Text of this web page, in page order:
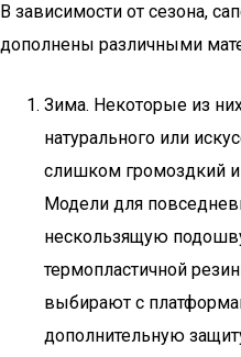
В зависимости от сезона,
дополнены различными
Зима. Некоторые из
натурального или
слишком громоздкий и
Модели для
нескользящую
термопластичной
выбирают с
дополнительную